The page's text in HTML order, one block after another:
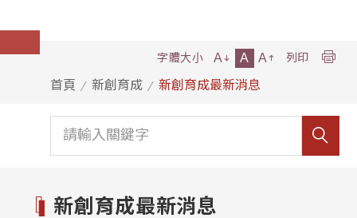
首頁 新創育成 新創育成最新消息
字體大小 A A A 列印
新創育成最新消息